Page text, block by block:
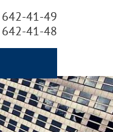
642-41-49
642-41-48